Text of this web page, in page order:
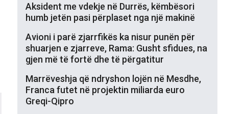
Aksident me vdekje në Durrës, këmbësori
humb jetën pasi përplaset nga një makinë
Avioni i parë zjarrfikës ka nisur punën për
shuarjen e zjarreve, Rama: Gusht sfidues, na
gjen më të fortë dhe të përgatitur
Marrëveshja që ndryshon lojën në Mesdhe,
Franca futet në projektin miliarda euro
Greqi-Qipro